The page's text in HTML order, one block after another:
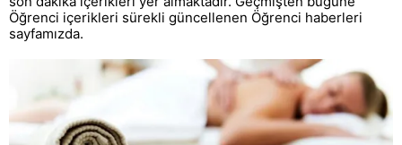
Öğrenci içerikleri sürekli güncellenen Öğrenci haberleri
sayfamızda.